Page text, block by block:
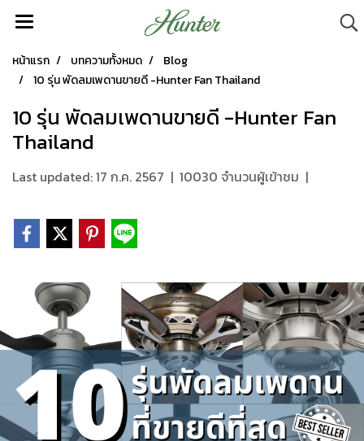
หน้าแรก บทความทั้งหมด
Blog
10 รุ่น พัดลมเพดานขายดี -Hunter Fan Thailand
10 รุ่น พัดลมเพดานขายดี -Hunter Fan
Thailand
Last updated: 17 ก.ค. 2567 | 10030 จำนวนผู้เข้าชม |